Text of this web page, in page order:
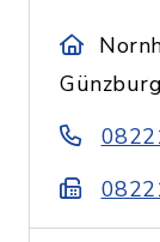
Günzburg